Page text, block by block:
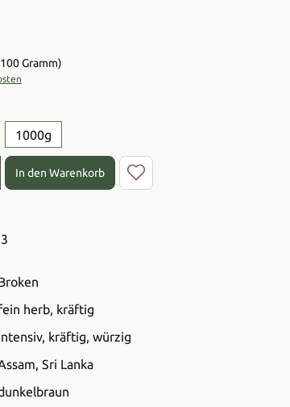
Gramm)
1000g
Wert ein oder benutze die
In den Warenkorb
herb, kräftig
, kräftig, würzig
, Sri Lanka